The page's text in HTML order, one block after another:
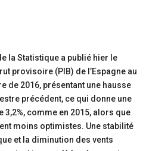
la Statistique a publié hier le
provisoire (PIB) de l’Espagne au
de 2016, présentant une hausse
précédent, ce qui donne une
3,2%, comme en 2015, alors que
moins optimistes. Une stabilité
et la diminution des vents